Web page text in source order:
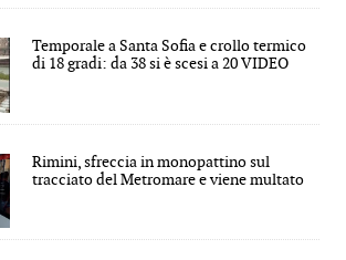
Temporale a Santa Sofia e crollo termico
di 18 gradi: da 38 si è scesi a 20 VIDEO
Rimini, sfreccia in monopattino sul
tracciato del Metromare e viene multato